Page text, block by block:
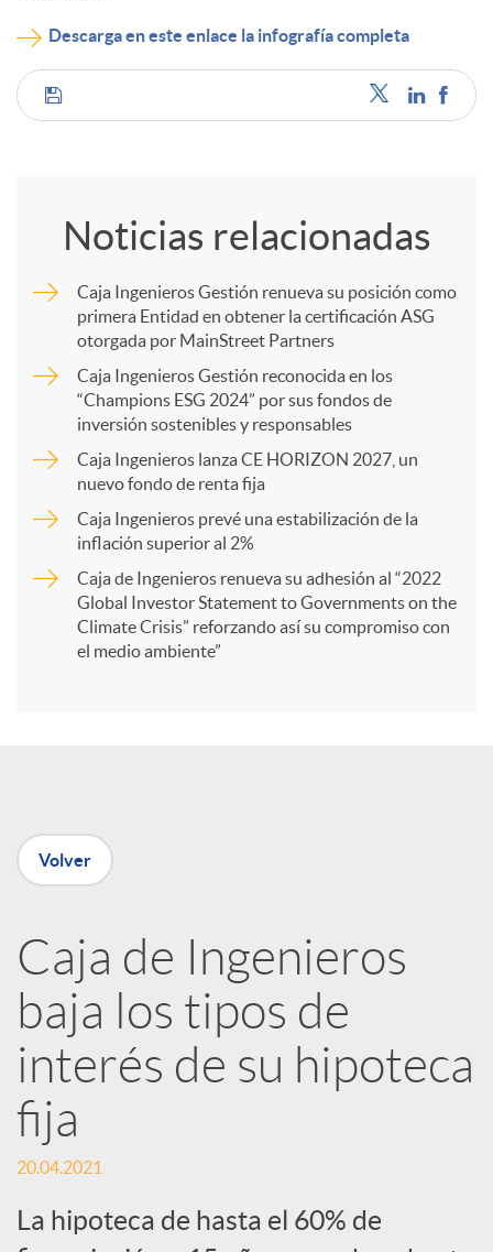
Descarga en este enlace la infografía completa
C
r
n
R
e
d
e
s
Noticias relacionadas
Caja Ingenieros Gestión renueva su posición como
primera Entidad en obtener la certificación ASG
otorgada por MainStreet Partners
Caja Ingenieros Gestión reconocida en los
“Champions ESG 2024” por sus fondos de
inversión sostenibles y responsables
Caja Ingenieros lanza CE HORIZON 2027, un
nuevo fondo de renta fija
Caja Ingenieros prevé una estabilización de la
inflación superior al 2%
Caja de Ingenieros renueva su adhesión al “2022
Global Investor Statement to Governments on the
Climate Crisis” reforzando así su compromiso con
el medio ambiente”
Volver
Caja de Ingenieros
baja los tipos de
interés de su hipoteca
fija
20.04.2021
La hipoteca de hasta el 60% de